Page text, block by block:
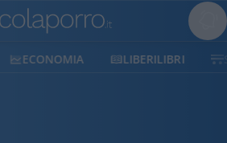
SHOP SOSTIENICI